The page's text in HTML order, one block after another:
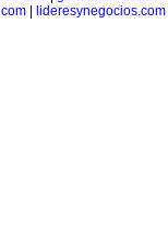
lideresynegocios.com